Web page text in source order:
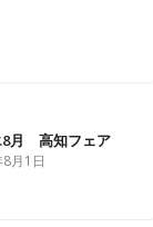
8月 高知フェア
月1日